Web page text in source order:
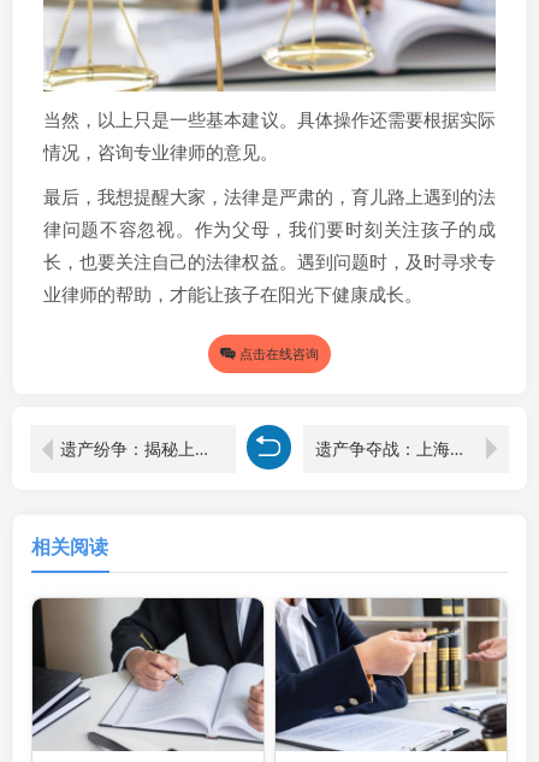
当然，以上只是一些基本建议。具体操作还需要根据实际
情况，咨询专业律师的意见。
最后，我想提醒大家，法律是严肃的，育儿路上遇到的法
律问题不容忽视。作为父母，我们要时刻关注孩子的成
长，也要关注自己的法律权益。遇到问题时，及时寻求专
业律师的帮助，才能让孩子在阳光下健康成长。
点击在线咨询
遗产纷争：揭秘上海遗产继承律师如何解开继承人纷争之谜 遗产争夺战：上海遗产继承律师教你如何界定配偶权益
相关阅读